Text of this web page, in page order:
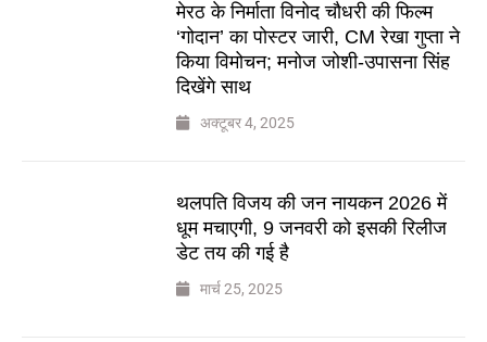
मेरठ के निर्माता विनोद चौधरी की फिल्म
‘गोदान’ का पोस्टर जारी, CM रेखा गुप्ता ने
किया विमोचन; मनोज जोशी-उपासना सिंह
दिखेंगे साथ
अक्टूबर 4, 2025
थलपति विजय की जन नायकन 2026 में
धूम मचाएगी, 9 जनवरी को इसकी रिलीज
डेट तय की गई है
मार्च 25, 2025